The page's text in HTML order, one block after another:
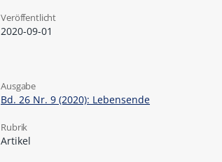
Veröffentlicht
2020-09-01
Ausgabe
Bd. 26 Nr. 9 (2020): Lebensende
Rubrik
Artikel